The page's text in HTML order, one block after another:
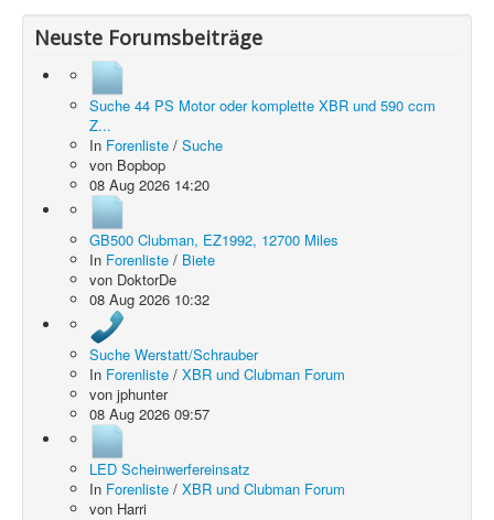
Neuste Forumsbeiträge
Suche 44 PS Motor oder komplette XBR und 590 ccm
Z...
In Forenliste / Suche
von Bopbop
08 Aug 2026 14:20
GB500 Clubman, EZ1992, 12700 Miles
In Forenliste / Biete
von DoktorDe
08 Aug 2026 10:32
Suche Werstatt/Schrauber
In Forenliste / XBR und Clubman Forum
von jphunter
08 Aug 2026 09:57
LED Scheinwerfereinsatz
In Forenliste / XBR und Clubman Forum
von Harri